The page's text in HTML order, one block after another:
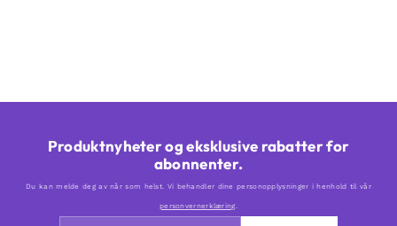
Produktnyheter og eksklusive rabatter for
abonnenter.
Du kan melde deg av når som helst. Vi behandler dine personopplysninger i henhold til vår
personvernerklæring